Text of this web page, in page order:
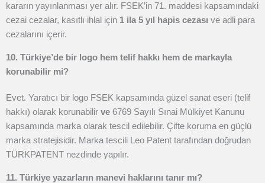
kararın yayınlanması yer alır. FSEK’in 71. maddesi kapsamındaki
cezai cezalar, kasıtlı ihlal için 1 ila 5 yıl hapis cezası ve adli para
cezalarını içerir.
10. Türkiye’de bir logo hem telif hakkı hem de markayla
korunabilir mi?
Evet. Yaratıcı bir logo FSEK kapsamında güzel sanat eseri (telif
hakkı) olarak korunabilir ve 6769 Sayılı Sınai Mülkiyet Kanunu
kapsamında marka olarak tescil edilebilir. Çifte koruma en güçlü
marka stratejisidir. Marka tescili Leo Patent tarafından doğrudan
TÜRKPATENT nezdinde yapılır.
11. Türkiye yazarların manevi haklarını tanır mı?